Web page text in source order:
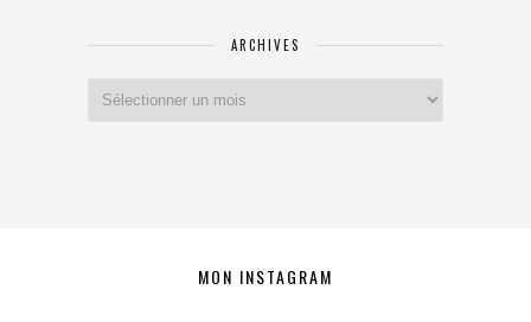
ARCHIVES
MON INSTAGRAM